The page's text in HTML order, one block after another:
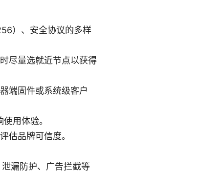
）、安全协议的多样
尽量选就近节点以获得
端固件或系统级客户
用体验。
估品牌可信度。
漏防护、广告拦截等